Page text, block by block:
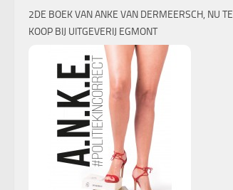
2DE BOEK VAN ANKE VAN DERMEERSCH, NU TE
KOOP BIJ UITGEVERIJ EGMONT